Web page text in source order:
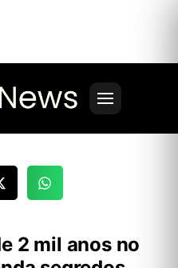
2 mil anos no